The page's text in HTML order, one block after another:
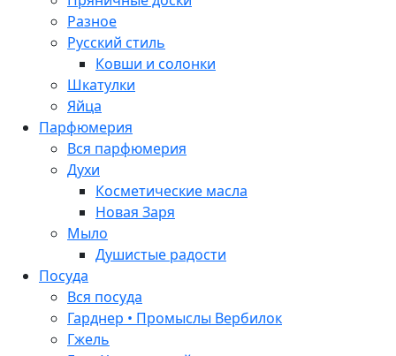
Разное
Русский стиль
Ковши и солонки
Шкатулки
Яйца
Парфюмерия
Вся парфюмерия
Духи
Косметические масла
Новая Заря
Мыло
Душистые радости
Посуда
Вся посуда
Гарднер • Промыслы Вербилок
Гжель